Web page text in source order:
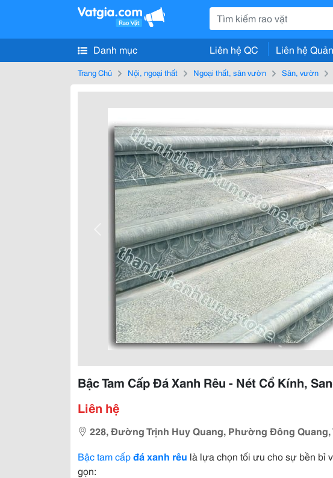
Danh mục Liên hệ QC Liên hệ
Trang Chủ Nội, ngoại thất Ngoại thất, sân vườn Sân, vườn
Bậc Tam Cấp Đá Xanh Rêu - Nét Cổ Kính,
Liên hệ
228, Đường Trịnh Huy Quang, Phường Đông Quang,
Bậc tam cấpđá xanh rêu là lựa chọn tối ưu cho sự bền bỉ
gọn: